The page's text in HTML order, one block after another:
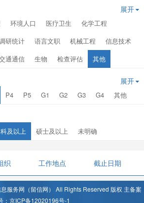
环境人口 医疗卫生
化学工程
研统计 语言文职 机械工程
信息技术
通通信 生物 检查评估 其他
展开
P4 P5 G1 G2 G3 G4 其他
展开
及以上 硕士及以上 未明确
织 工作地点 截止日期
服务网（留信网） All Rights Reserved 版权 主备案
：京ICP备12020196号-1